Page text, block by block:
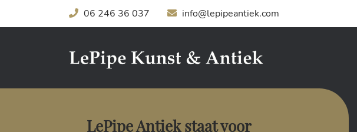
06 246 36 037 info@lepipeantiek.com
LePipe Antiek staat voor